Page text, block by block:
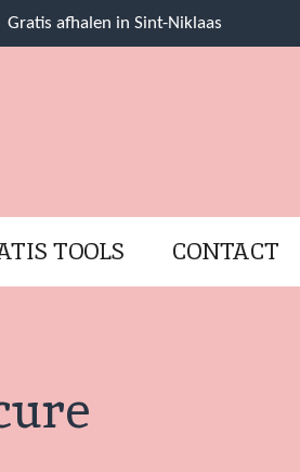
Gratis afhalen in Sint-Niklaas
TOOLS CONTACT